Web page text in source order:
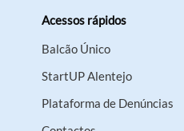
Acessos rápidos
Balcão Único
StartUP Alentejo
Plataforma de Denúncias